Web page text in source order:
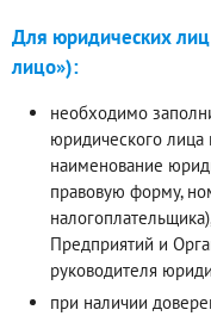
Для юридических
лицо»):
необходимо
юридического лица
наименование
правовую форму,
Предприятий и
руководителя
при наличии